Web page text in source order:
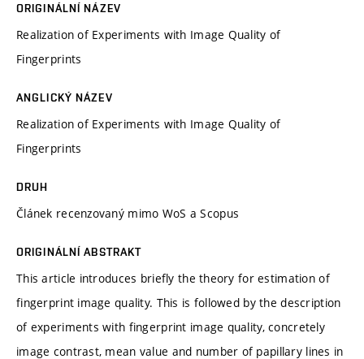
ORIGINÁLNÍ NÁZEV
Realization of Experiments with Image Quality of
Fingerprints
ANGLICKÝ NÁZEV
Realization of Experiments with Image Quality of
Fingerprints
DRUH
Článek recenzovaný mimo WoS a Scopus
ORIGINÁLNÍ ABSTRAKT
This article introduces briefly the theory for estimation of
fingerprint image quality. This is followed by the description
of experiments with fingerprint image quality, concretely
image contrast, mean value and number of papillary lines in